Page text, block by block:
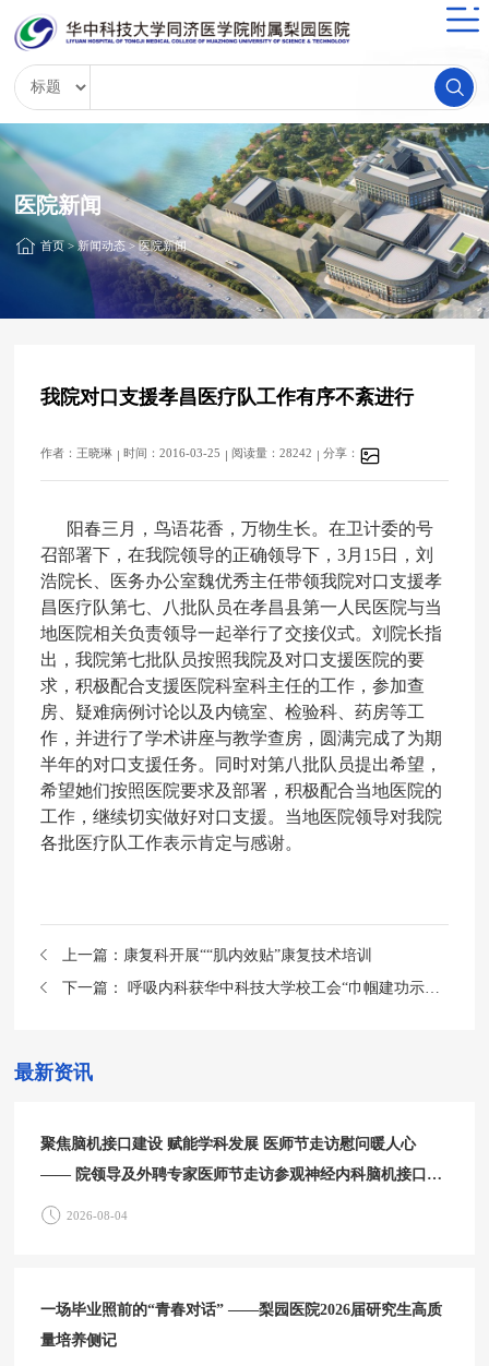
医院新闻
首页>新闻动态>医院新闻
我院对口支援孝昌医疗队工作有序不紊进行
作者：王晓琳 时间：2016-03-25 阅读量：28242 分享：
阳春三月，鸟语花香，万物生长。在卫计委的号
召部署下，在我院领导的正确领导下，3月 15日，刘
浩院长、医务办公室魏优秀主任带领我院对口支援孝
昌医疗队第七、八批队员在孝昌县第一人民医院与当
地医院相关负责领导一起举行了交接仪式。刘院长指
出，我院第七批队员按照我院及对口支援医院的要
求，积极配合支援医院科室科主任的工作，参加查
房、疑难病例讨论以及内镜室、检验科、药房等工
作，并进行了学术讲座与教学查房，圆满完成了为期
半年的对口支援任务。同时对第八批队员提出希望，
希望她们按照医院要求及部署，积极配合当地医院的
工作，继续切实做好对口支援。当地医院领导对我院
各批医疗队工作表示肯定与感谢。
上一篇： 康复科开展““肌内效贴”康复技术培训
下一篇：
最新资讯
聚焦脑机接口建设 赋能学科发展 医师节走访慰问暖人心
—— 院领导及外聘专家医师节走访参观神经内科脑机接口中
心
2026-08-04
一场毕业照前的“青春对话” ——梨园医院2026届研究生高质
量培养侧记